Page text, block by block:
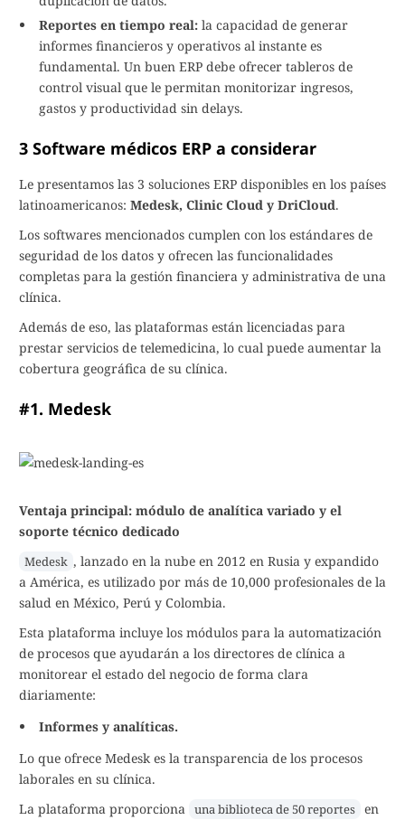
Reportes en tiempo real: la capacidad de generar
informes financieros y operativos al instante es
fundamental. Un buen ERP debe ofrecer tableros de
control visual que le permitan monitorizar ingresos,
gastos y productividad sin delays.
3 Software médicos ERP a considerar
Le presentamos las 3 soluciones ERP disponibles en los países
latinoamericanos: Medesk, Clinic Cloud y DriCloud.
Los softwares mencionados cumplen con los estándares de
seguridad de los datos y ofrecen las funcionalidades
completas para la gestión financiera y administrativa de una
clínica.
Además de eso, las plataformas están licenciadas para
prestar servicios de telemedicina, lo cual puede aumentar la
cobertura geográfica de su clínica.
#1. Medesk
Ventaja principal: módulo de analítica variado y el
soporte técnico dedicado
Medesk , lanzado en la nube en 2012 en Rusia y expandido
a América, es utilizado por más de 10,000 profesionales de la
salud en México, Perú y Colombia.
Esta plataforma incluye los módulos para la automatización
de procesos que ayudarán a los directores de clínica a
monitorear el estado del negocio de forma clara
diariamente:
Informes y analíticas.
Lo que ofrece Medesk es la transparencia de los procesos
laborales en su clínica.
La plataforma proporciona una biblioteca de 50 reportes en